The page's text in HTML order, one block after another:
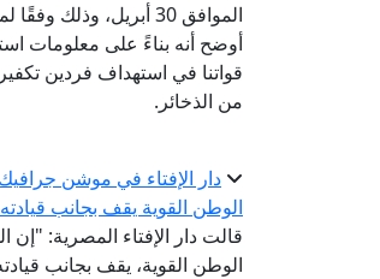
الموافق 30 أبريل،
أوضح أنه بناءً على معلومات
قواتنا في استهداف فردين
من الذخائر.
دار الإفتاء في موشن
الوطن القوية يقف بجانب
قالت دار الإفتاء المصرية:
الوطن القوية، يقف بجانب